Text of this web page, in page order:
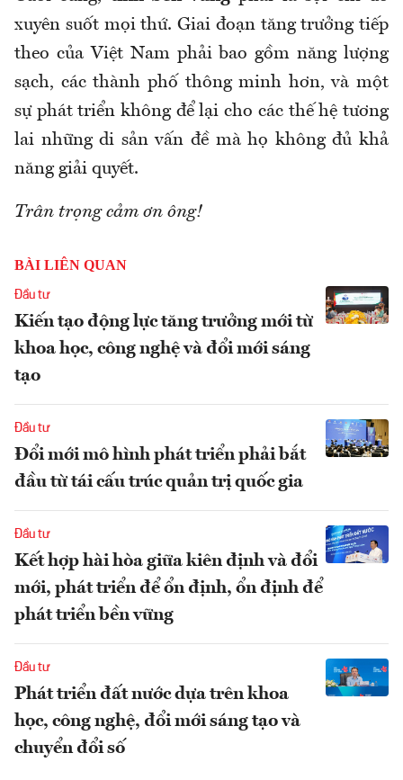
xuyên suốt mọi thứ. Giai đoạn tăng trưởng tiếp
theo của Việt Nam phải bao gồm năng lượng
sạch, các thành phố thông minh hơn, và một
sự phát triển không để lại cho các thế hệ tương
lai những di sản vấn đề mà họ không đủ khả
năng giải quyết.
Trân trọng cảm ơn ông!
BÀI LIÊN QUAN
Đầu tư
Kiến tạo động lực tăng trưởng mới từ
khoa học, công nghệ và đổi mới sáng
tạo
Đầu tư
Đổi mới mô hình phát triển phải bắt
đầu từ tái cấu trúc quản trị quốc gia
Đầu tư
Kết hợp hài hòa giữa kiên định và đổi
mới, phát triển để ổn định, ổn định để
phát triển bền vững
Đầu tư
Phát triển đất nước dựa trên khoa
học, công nghệ, đổi mới sáng tạo và
chuyển đổi số